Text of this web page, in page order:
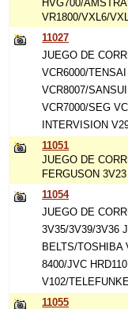
HVG700/
VR1800/VXL6/
11027
JUEGO DE
VCR6000/
VCR8007/
VCR7000/SEG
INTERVISION
11051
JUEGO DE
FERGUSON 3V23
11054
JUEGO DE
3V35/3V39/3V36
BELTS/TOSHIBA
8400/JVC
V102/
11055